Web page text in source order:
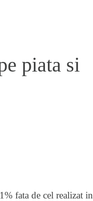
piata si
fata de cel realizat in